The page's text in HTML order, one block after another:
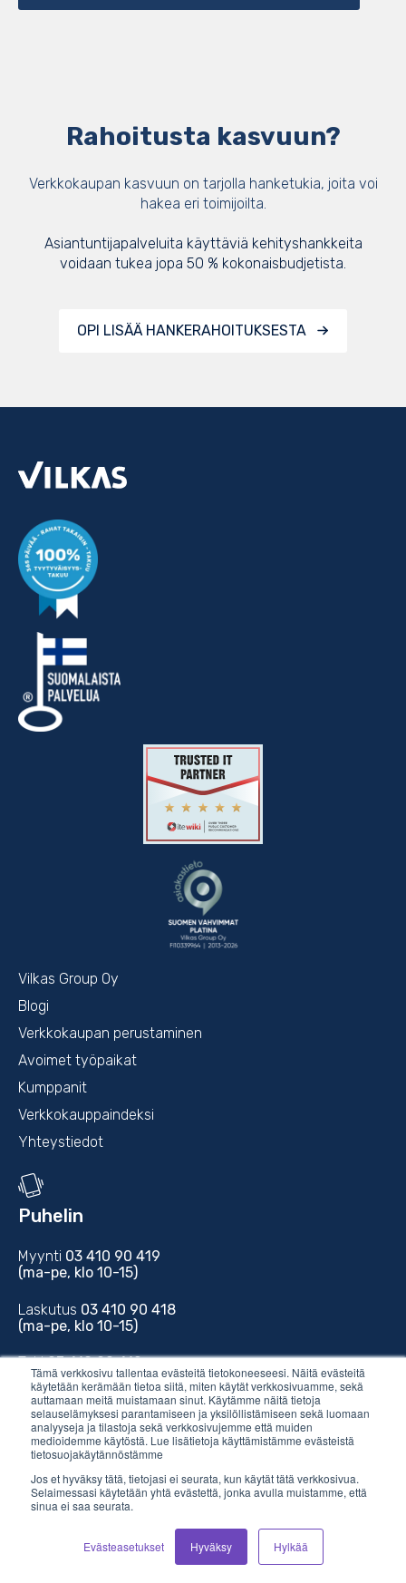
Tämä verkkosivu tallentaa evästeitä tietokoneeseesi. Näitä evästeitä
käytetään kerämään tietoa siitä, miten käytät verkkosivuamme, sekä
auttamaan meitä muistamaan sinut. Käytämme näitä tietoja
selauselämyksesi parantamiseen ja yksilöllistämiseen sekä luomaan
analyyseja ja tilastoja sekä verkkosivujemme että muiden
medioidemme käytöstä. Lue lisätietoja käyttämistämme evästeistä
tietosuojakäytännöstämme
Jos et hyväksy tätä, tietojasi ei seurata, kun käytät tätä verkkosivua.
Selaimessasi käytetään yhtä evästettä, jonka avulla muistamme, että
sinua ei saa seurata.
Evästeasetukset Hyväksy Hylkää
Rahoitusta kasvuun?
Verkkokaupan kasvuun on tarjolla hanketukia, joita voi
hakea eri toimijoilta.
Asiantuntijapalveluita käyttäviä kehityshankkeita
voidaan tukea jopa 50 % kokonaisbudjetista.
OPI LISÄÄ HANKERAHOITUKSESTA
Vilkas Group Oy
Blogi
Verkkokaupan perustaminen
Avoimet työpaikat
Kumppanit
Verkkokauppaindeksi
Yhteystiedot
Puhelin
Myynti 03 410 90 419
(ma-pe, klo 10-15)
Laskutus 03 410 90 418
(ma-pe, klo 10-15)
Tuki03 410 90 412
(ma-to, klo 10-16)
Sähköposti